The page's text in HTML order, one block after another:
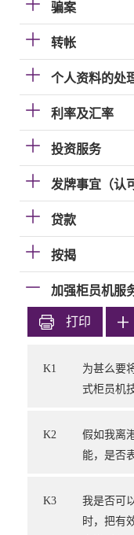
骗案
转帐
个人资料的处
利率及汇率
投资服务
发牌事宜（认
贷款
按揭
加强柜员机服
打印
K1
为甚么要
式柜员机
K2
假如我离
能，是否
K3
我是否可
时，把有